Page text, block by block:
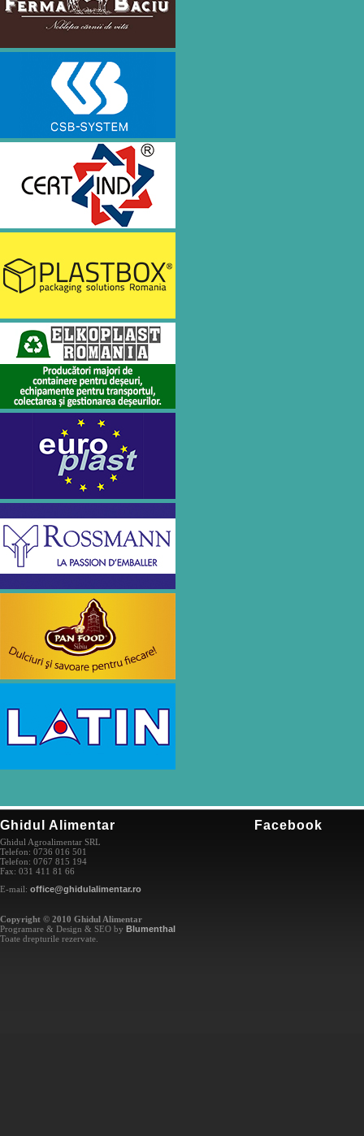
Ghidul Alimentar
Ghidul Agroalimentar SRL
Telefon: 0736 016 501
Telefon: 0767 815 194
Fax: 031 411 81 66
E-mail: office@ghidulalimentar.ro
Copyright © 2010 Ghidul Alimentar
Programare & Design & SEO by Blumenthal
Toate drepturile rezervate.
Facebook